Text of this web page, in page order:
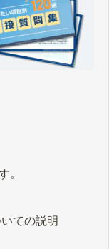
。
ての説明